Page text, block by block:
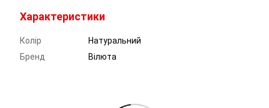
Характеристики
Колір
Натуральний
Бренд
Вілюта